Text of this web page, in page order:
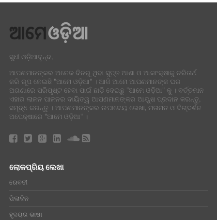
ସୁଧୀ ଓଡ଼ିଆବୃନ୍ଦ,
ଆପଣମାନଙ୍କର ଅନେକ ଦିନରୁ ଥିବା ସୁପ୍ତ ଆଶା ଓ ଆକାଂକ୍ଷାକୁ ଚରିତାର୍ଥ
କରି ରୂପ ନେଇଛି "ଆମେ ଓଡ଼ିଆ" । ଆଜି ଆମେ ଆପଣମାନଙ୍କ ଘର
ଅଗଣାରେ ପରିପୃଷ୍ଟ ହେବା ପାଇଁ ଛାଡ଼ି ଦେଇଛୁ "ଆମେ ଓଡ଼ିଆ" କୁ । ବର୍ତ୍ତମାନ
ଏହାର ଲାଳନ ପାଳନର ଦାୟିତ୍ୱ ଆପଣମାନଙ୍କର ଆୟୁଷ ପ୍ରଦାନ କରନ୍ତୁ,
ସମୃଦ୍ଧ କରନ୍ତୁ । ଆପଣମାନଙ୍କର ଉପାଦେୟ ଲେଖା, ମତାମତ ଓ ଦିଗ୍ଦର୍ଶନ
ଅପେକ୍ଷାରେ "ଆମେ ଓଡ଼ିଆ" ।
ଲୋକପ୍ରିୟ ଲେଖା
ରେବତୀ
ପିଲାଦିନ
ହୃଦୟର ଭାଷା